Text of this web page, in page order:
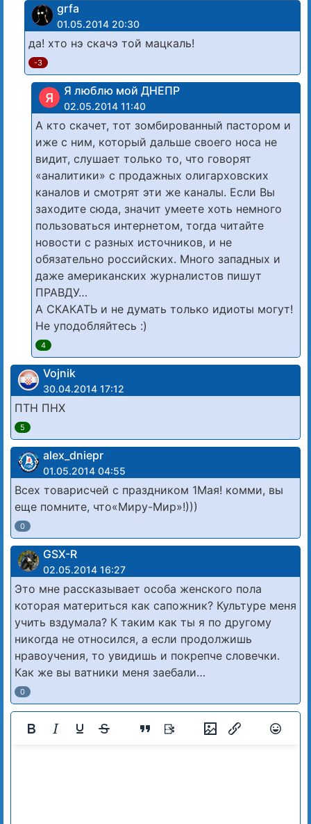
grfa
01.05.2014 20:30
да! хто нэ скачэ той мацкаль!
-3
Я Я люблю мой ДНЕПР
02.05.2014 11:40
А кто скачет, тот зомбированный пастором и
иже с ним, который дальше своего носа не
видит, слушает только то, что говорят
«аналитики» с продажных олигарховских
каналов и смотрят эти же каналы. Если Вы
заходите сюда, значит умеете хоть немного
пользоваться интернетом, тогда читайте
новости с разных источников, и не
обязательно российских. Много западных и
даже американских журналистов пишут
ПРАВДУ…
А СКАКАТЬ и не думать только идиоты могут!
Не уподобляйтесь :)
4
Vojnik
30.04.2014 17:12
ПТН ПНХ
5
alex_dniepr
01.05.2014 04:55
Всех товарисчей с праздником 1Мая! комми, вы
еще помните, что«Миру-Мир»!)))
0
GSX-R
02.05.2014 16:27
Это мне рассказывает особа женского пола
которая материться как сапожник? Культуре меня
учить вздумала? К таким как ты я по другому
никогда не относился, а если продолжишь
нравоучения, то увидишь и покрепче словечки.
Как же вы ватники меня заебали…
0